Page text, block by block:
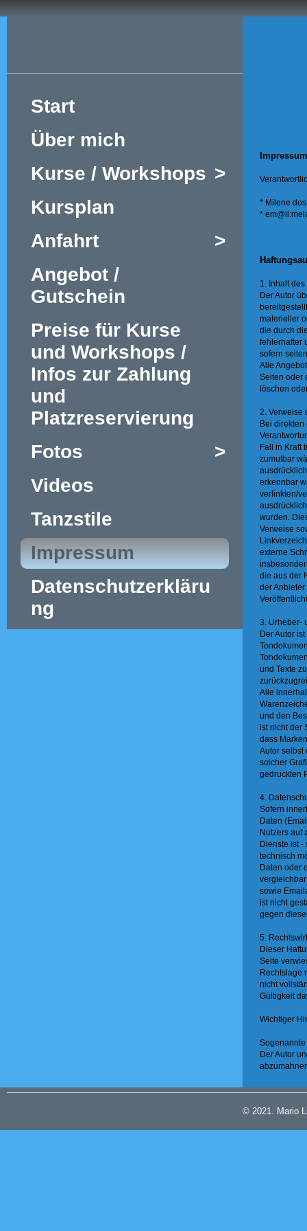
Start
Über mich
>
Kurse / Workshops
Kursplan
>
Anfahrt
Angebot /
Gutschein
Preise für Kurse
und Workshops /
Infos zur Zahlung
und
Platzreservierung
>
Fotos
Videos
Tanzstile
Impressum
Datenschutzerkläru
ng
Impressum
* Milene
*
1. Inhalt
Der Autor
materieller
die durch
fehlerhafter
sofern
Alle
Seiten oder
löschen
2. Verweise
Bei direkten
Fall in Kraft
zumutbar
erkennbar
verlinkten/
wurden.
Verweise
externe
die aus der
der
3. Urheber-
Der Autor
und Texte
Alle
und den
ist nicht der
dass
Autor selbst
solcher
gedruckten
4.
Sofern
Daten
Nutzers auf
Dienste ist -
technisch
Daten oder
sowie
ist nicht
gegen
5.
Dieser
Seite
Rechtslage
nicht
Gültigkeit
Wichtiger
Der Autor
© 2021. Mario